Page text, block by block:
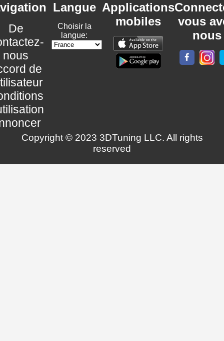
De
nous
de
Langue
Choisir la
langue:
Applications
mobiles
vous
nous
Copyright © 2023 3DTuning LLC. All rights
reserved